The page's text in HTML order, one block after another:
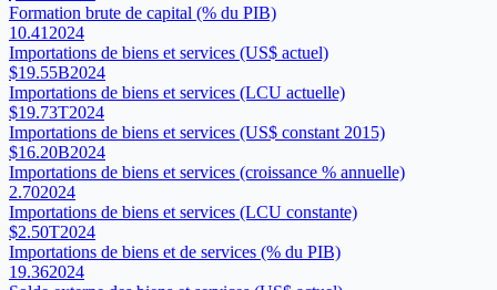
Formation brute de capital (% du PIB)
10.41 2024
Importations de biens et services (US$ actuel)
$19.55B2024
Importations de biens et services (LCU actuelle)
$19.73T2024
Importations de biens et services (US$ constant 2015)
$16.20B2024
Importations de biens et services (croissance % annuelle)
2.702024
Importations de biens et services (LCU constante)
$2.50T2024
Importations de biens et de services (% du PIB)
19.362024